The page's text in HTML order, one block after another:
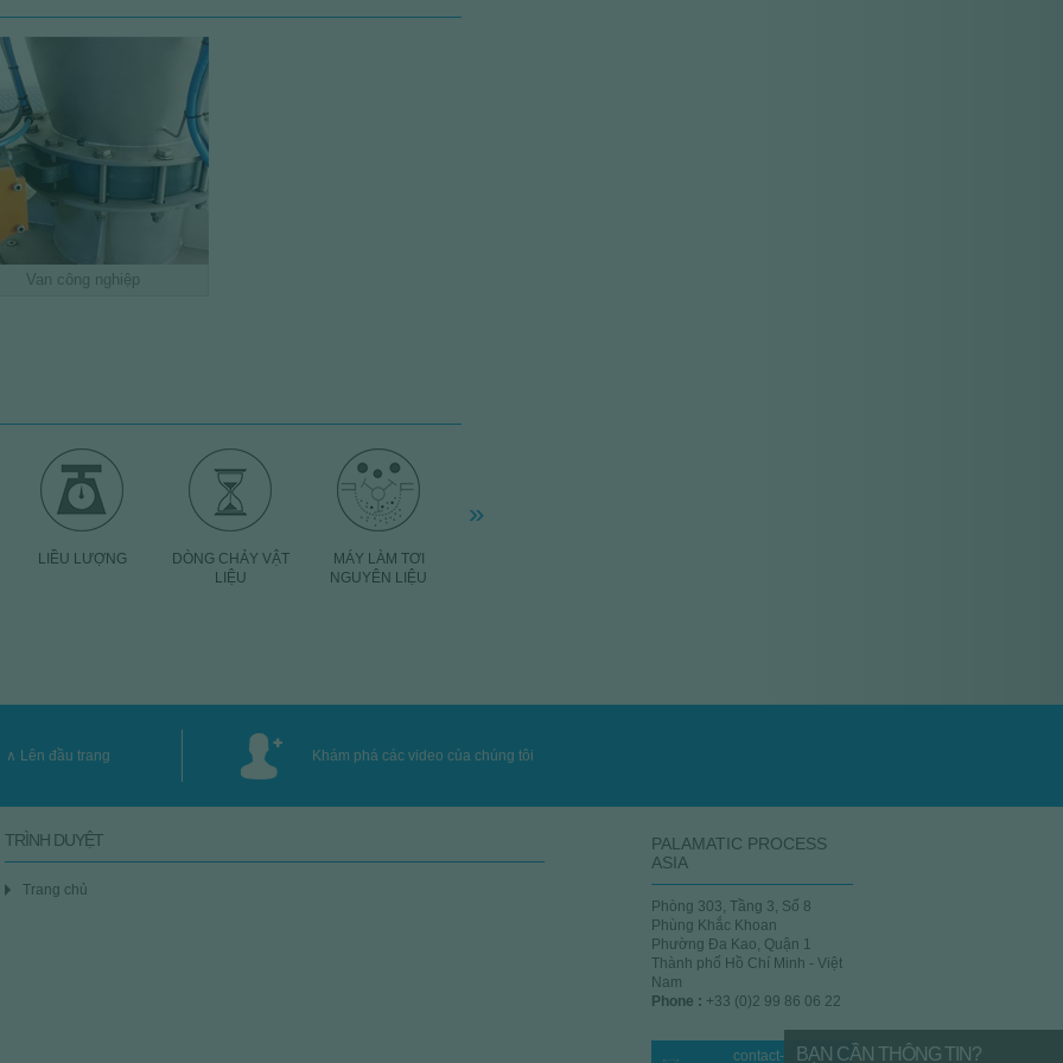
XEM SẢN PHẨM
phễu hoặc xilô có chứa các
Van công nghiệp
LIỀU LƯỢNG
DÒNG CHẢY VẬT
LIỆU
MÁY LÀM TƠI
NGUYÊN LIỆU
»
BẠN CẦN THÔNG TIN?
Lên đầu trang Khám phá các video của chúng tôi
TRÌNH DUYỆT
Trang chủ
PALAMATIC PROCESS
ASIA
Phòng 303, Tầng 3, Số 8
Phùng Khắc Khoan
Phường Đa Kao, Quận 1
Thành phố Hồ Chí Minh - Việt
Nam
Phone : +33 (0)2 99 86 06 22
contact-